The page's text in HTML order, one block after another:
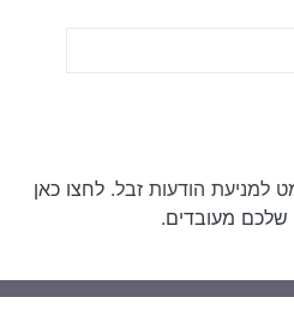
למניעת הודעות זבל. לחצו כאן
שלכם מעובדים.